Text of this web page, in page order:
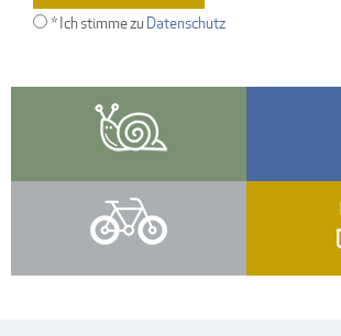
* Ich stimme zu Datenschutz